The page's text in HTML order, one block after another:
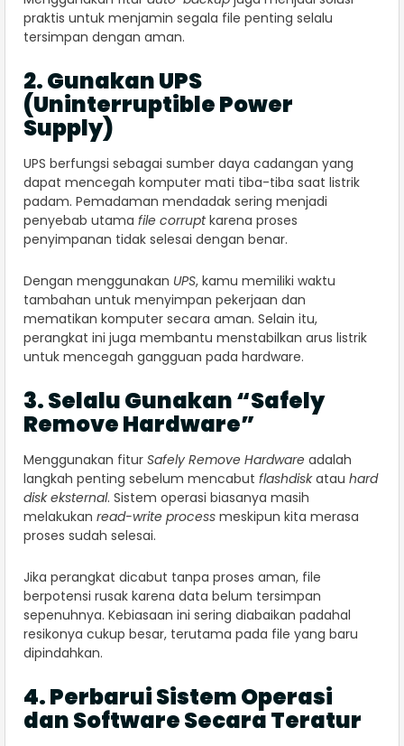
praktis untuk menjamin segala file penting selalu
tersimpan dengan aman.
2. Gunakan UPS
(Uninterruptible Power
Supply)
UPS berfungsi sebagai sumber daya cadangan yang
dapat mencegah komputer mati tiba-tiba saat listrik
padam. Pemadaman mendadak sering menjadi
penyebab utama file corruptkarena proses
penyimpanan tidak selesai dengan benar.
Dengan menggunakan UPS, kamu memiliki waktu
tambahan untuk menyimpan pekerjaan dan
mematikan komputer secara aman. Selain itu,
perangkat ini juga membantu menstabilkan arus listrik
untuk mencegah gangguan pada hardware.
3. Selalu Gunakan “Safely
Remove Hardware”
Menggunakan fitur Safely Remove Hardware adalah
langkah penting sebelum mencabut flashdiskatau hard
disk eksternal. Sistem operasi biasanya masih
melakukan read-write process meskipun kita merasa
proses sudah selesai.
Jika perangkat dicabut tanpa proses aman, file
berpotensi rusak karena data belum tersimpan
sepenuhnya. Kebiasaan ini sering diabaikan padahal
resikonya cukup besar, terutama pada file yang baru
dipindahkan.
4. Perbarui Sistem Operasi
dan Software Secara Teratur